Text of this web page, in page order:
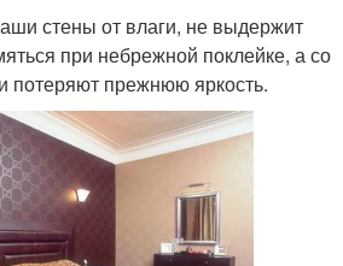
стены от влаги, не выдержит
при небрежной поклейке, а со
потеряют прежнюю яркость.